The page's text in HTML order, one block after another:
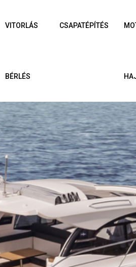
VITORLÁS
BÉRLÉS
CSAPATÉPÍTÉS